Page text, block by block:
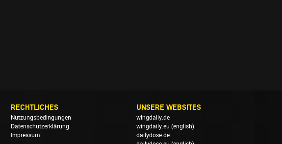
RECHTLICHES
Nutzungsbedingungen
Datenschutzerklärung
Impressum
UNSERE WEBSITES
wingdaily.de
wingdaily.eu (english)
dailydose.de